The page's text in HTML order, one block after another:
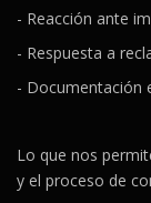
- Reacción ante
- Respuesta a
- Documentación
Lo que nos
y el proceso de